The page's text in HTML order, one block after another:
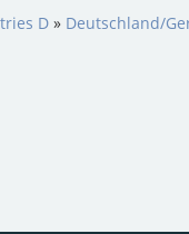
D » Deutschland/